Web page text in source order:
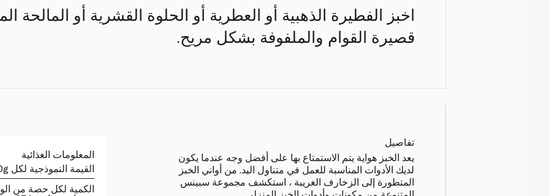
اخبز الفطيرة الذهبية أو العطرية أو الحلوة القشرية أو المالحة
قصيرة القوام والملفوفة بشكل مريح.
تفاصيل
يعد الخبز هواية يتم الاستمتاع بها على أفضل وجه عندما يكون
لديك الأدوات المناسبة للعمل في متناول اليد. من أواني الخبز
المتطورة إلى الزخارف الغريبة ، استكشف مجموعة سبينس
المعلومات الغذائية
القيمة النموذجية لكل 100g
الكمية لكل حصة من